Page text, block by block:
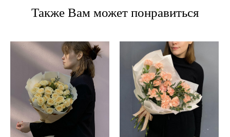
Также Вам может понравиться